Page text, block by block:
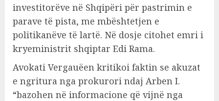
investitorëve në Shqipëri për pastrimin e
parave të pista, me mbështetjen e
politikanëve të lartë. Në dosje citohet emri i
kryeministrit shqiptar Edi Rama.
Avokati Vergauëen kritikoi faktin se akuzat
e ngritura nga prokurori ndaj Arben I.
“bazohen në informacione që vijnë nga